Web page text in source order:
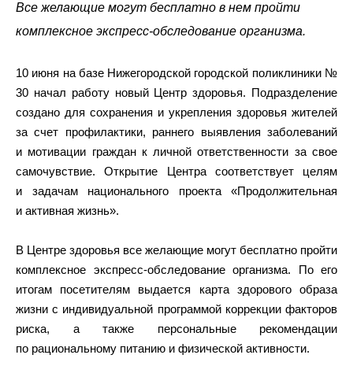
Все желающие могут бесплатно в нем пройти
комплексное экспресс-обследование организма.
10 июня на базе Нижегородской городской поликлиники №
30 начал работу новый Центр здоровья. Подразделение
создано для сохранения и укрепления здоровья жителей
за счет профилактики, раннего выявления заболеваний
и мотивации граждан к личной ответственности за свое
самочувствие. Открытие Центра соответствует целям
и задачам национального проекта «Продолжительная
и активная жизнь».
В Центре здоровья все желающие могут бесплатно пройти
комплексное экспресс-обследование организма. По его
итогам посетителям выдается карта здорового образа
жизни с индивидуальной программой коррекции факторов
риска, а также персональные рекомендации
по рациональному питанию и физической активности.